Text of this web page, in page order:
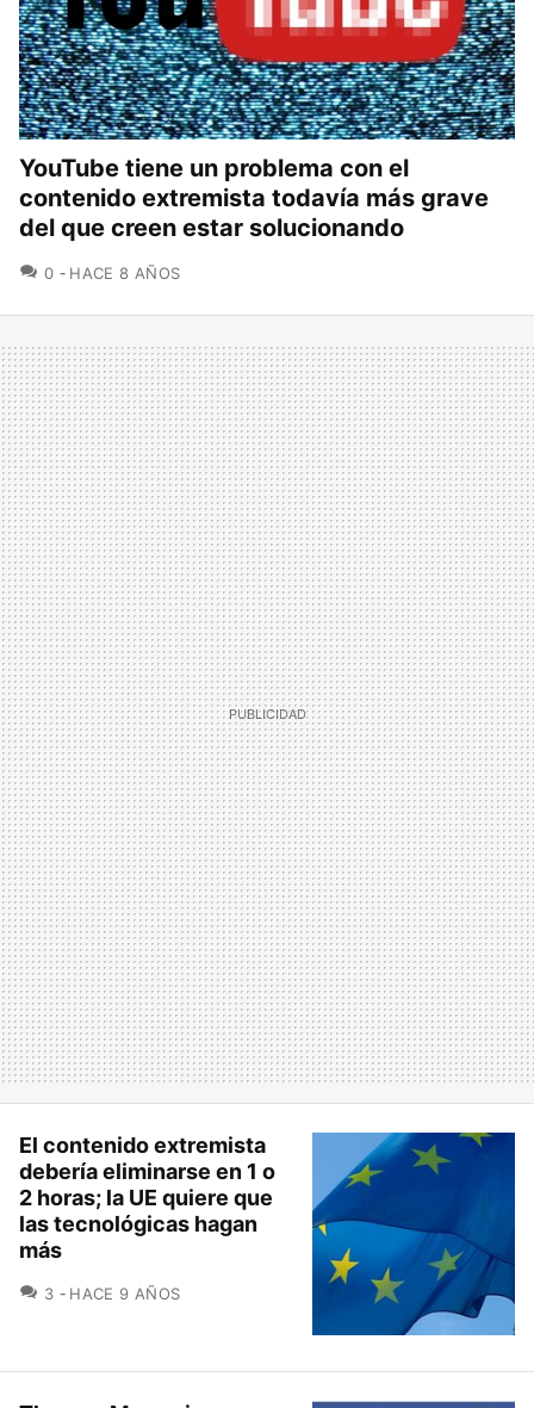
YouTube tiene un problema con el
contenido extremista todavía más grave
del que creen estar solucionando
0 COMENTARIOS
HACE 8 AÑOS
El contenido extremista
debería eliminarse en 1 o
2 horas; la UE quiere que
las tecnológicas hagan
más
3 COMENTARIOS
HACE 9 AÑOS